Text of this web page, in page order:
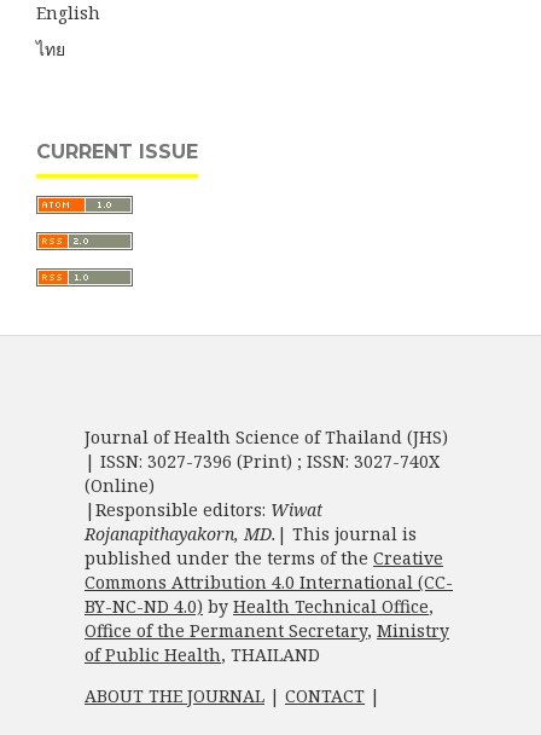
English
ไทย
CURRENT ISSUE
Journal of Health Science of Thailand (JHS)
| ISSN: 3027-7396 (Print) ; ISSN: 3027-740X
(Online)
|Responsible editors: Wiwat
Rojanapithayakorn, MD. | This journal is
published under the terms of the Creative
Commons Attribution 4.0 International (CC-
BY-NC-ND 4.0) by Health Technical Office,
Office of the Permanent Secretary, Ministry
of Public Health, THAILAND
ABOUT THE JOURNAL | CONTACT |